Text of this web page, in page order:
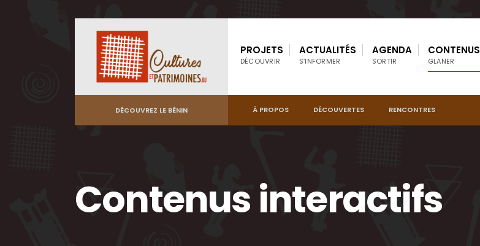
PROJETS
DÉCOUVRIR
ACTUALITÉS
S’INFORMER
AGENDA
SORTIR
CONTENUS
GLANER
DÉCOUVREZ LE BÉNIN À PROPOS DÉCOUVERTES RENCONTRES
Contenus interactifs